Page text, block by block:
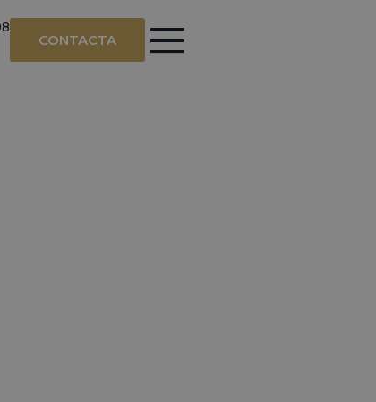
CONTACTA